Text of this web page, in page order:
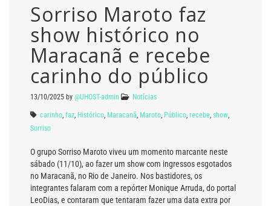
Sorriso Maroto faz
show histórico no
Maracanã e recebe
carinho do público
13/10/2025 by @UHOST-admin Notícias
carinho faz Histórico Maracanã Maroto Público recebe show
Sorriso
O grupo Sorriso Maroto viveu um momento marcante neste
sábado (11/10), ao fazer um show com ingressos esgotados
no Maracanã, no Rio de Janeiro. Nos bastidores, os
integrantes falaram com a repórter Monique Arruda, do portal
LeoDias, e contaram que tentaram fazer uma data extra por